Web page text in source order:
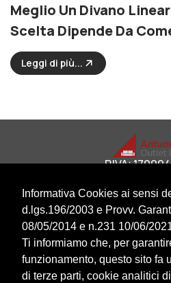
Informativa Cookies ai sensi
d.lgs.196/2003 e Provv.
08/05/2014 e n.231 10/06/
Ti informiamo che, per
funzionamento, questo sito fa
di terze parti, cookie analitici
Meglio Un Divano
Scelta Dipende Da
Leggi di più...
P.IVA:
DIVANI
DIVANI
POLTRONE
HOME
CHI